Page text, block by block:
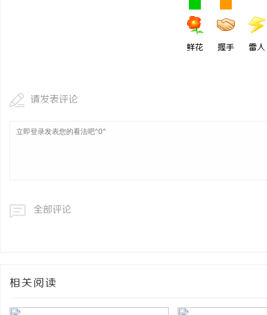
鲜花 握手 雷人
请发表评论
全部评论
相关阅读